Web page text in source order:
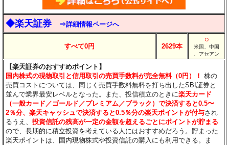
◆楽天証券 ⇒詳細情報ページへ
すべて0円 2629本
○
米国、中国
、アセアン
【楽天証券のおすすめポイント】
国内株式の現物取引と信用取引の売買手数料が完全無料（0円）！ 株の
売買コストについては、同じく売買手数料無料を打ち出したSBI証券と
並んで業界最安レベルとなった。また、投信積立のときに楽天カード
（一般カード／ゴールド／プレミアム／ブラック）で決済すると0.5〜
2％分、楽天キャッシュで決済すると0.5％分の楽天ポイントが付与され
るうえ、投資信託の残高が一定の金額を超えるごとにポイントが貯まる
ので、長期的に積立投資を考えている人にはおすすめだろう。貯まった
楽天ポイントは、国内現物株式や投資信託の購入にも利用できる。ま